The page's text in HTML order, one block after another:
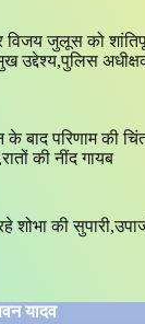
जुलूस को
उद्देश्य,पुलिस
बाद परिणाम की
की नींद गायब
शोभा की
यादव